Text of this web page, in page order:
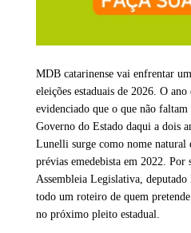
MDB catarinense vai enfrentar
eleições estaduais de 2026. O
evidenciado que o que não
Governo do Estado daqui a dois
Lunelli surge como nome natural
prévias emedebista em 2022. Por
Assembleia Legislativa,
todo um roteiro de quem
no próximo pleito estadual.